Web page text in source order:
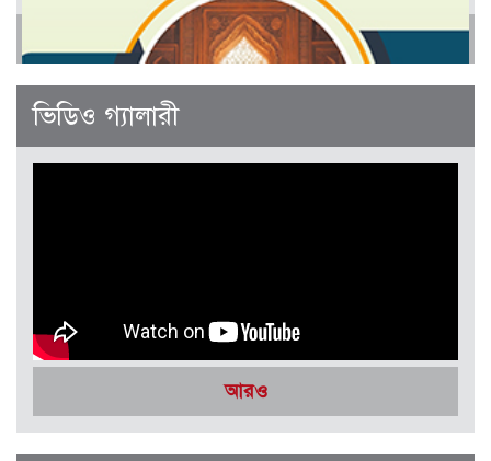
জানুয়ারী-ফেব্রুয়ারী ২০২৬
আরও
ভিডিও গ্যালারী
আরও